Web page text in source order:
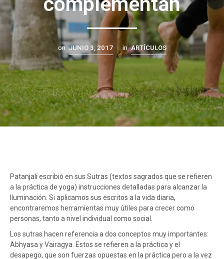
on JUNIO 3, 2017 in ARTÍCULOS
Patanjali escribió en sus Sutras (textos sagrados que se refieren
a la práctica de yoga) instrucciones detalladas para alcanzar la
Iluminación. Si aplicamos sus escritos a la vida diaria,
encontraremos herramientas muy útiles para crecer como
personas, tanto a nivel individual como social.
Los sutras hacen referencia a dos conceptos muy importantes:
Abhyasa y Vairagya. Estos se refieren a la práctica y el
desapego, que son fuerzas opuestas en la práctica pero a la vez